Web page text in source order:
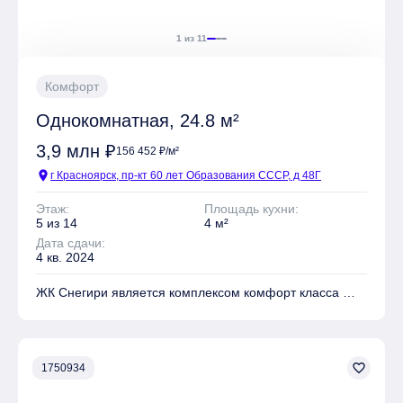
1 из 11
Комфорт
Однокомнатная, 24.8 м²
3,9 млн ₽156 452 ₽/м²
location_on г Красноярск, пр-кт 60 лет Образования СССР, д 48Г
Этаж:
5 из 14
Площадь кухни:
4 м²
Дата сдачи:
4 кв. 2024
ЖК Снегири является комплексом комфорт класса
Коммерческие объекты
1750934 favorite_border